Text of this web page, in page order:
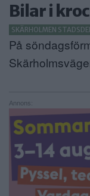
Bilar i
SKÄRHOLMEN
På
Annons: